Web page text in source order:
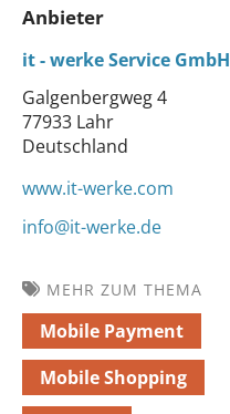
Anbieter
it - werke Service GmbH
Galgenbergweg 4
77933 Lahr
Deutschland
www.it-werke.com
info@it-werke.de
MEHR ZUM THEMA
Mobile Payment
Mobile Shopping